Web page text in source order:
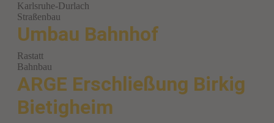
Karlsruhe-Durlach
Straßenbau
Umbau Bahnhof
Rastatt
Bahnbau
ARGE Erschließung Birkig
Bietigheim